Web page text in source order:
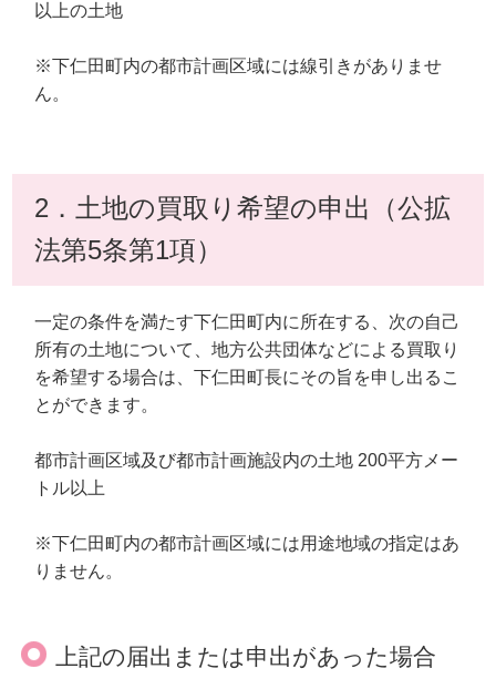
以上の土地
※下仁田町内の都市計画区域には線引きがありませ
ん。
2．土地の買取り希望の申出（公拡
法第5条第1項）
一定の条件を満たす下仁田町内に所在する、次の自己
所有の土地について、地方公共団体などによる買取り
を希望する場合は、下仁田町長にその旨を申し出るこ
とができます。
都市計画区域及び都市計画施設内の土地 200平方メー
トル以上
※下仁田町内の都市計画区域には用途地域の指定はあ
りません。
上記の届出または申出があった場合